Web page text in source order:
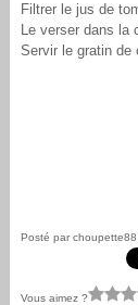
Filtrer le jus de
Le verser dans la
Servir le gratin de
Posté par
Vous aimez ?